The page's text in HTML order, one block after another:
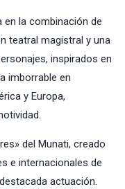
en la combinación de
teatral magistral y una
inspirados en
imborrable en
y Europa,
del Munati, creado
e internacionales de
actuación.